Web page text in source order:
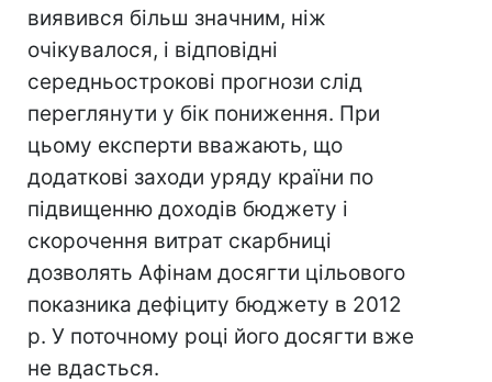
виявився більш значним, ніж
очікувалося, і відповідні
середньострокові прогнози слід
переглянути у бік пониження. При
цьому експерти вважають, що
додаткові заходи уряду країни по
підвищенню доходів бюджету і
скорочення витрат скарбниці
дозволять Афінам досягти цільового
показника дефіциту бюджету в 2012
р. У поточному році його досягти вже
не вдасться.